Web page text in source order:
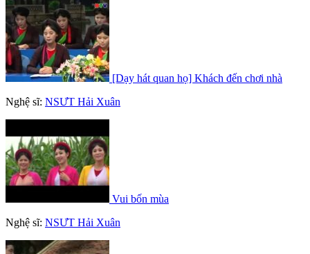
[Dạy hát quan họ] Khách đến chơi nhà
Nghệ sĩ: NSƯT Hải Xuân
Vui bốn mùa
Nghệ sĩ: NSƯT Hải Xuân